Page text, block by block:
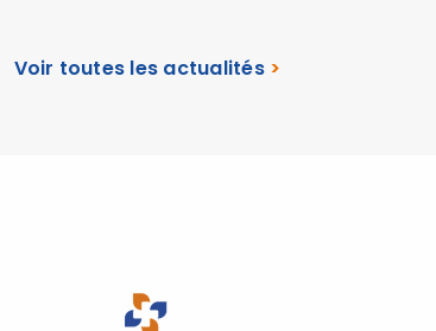
Voir toutes les actualités >